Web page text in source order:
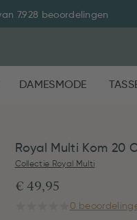
7.928 beoordelingen
DAMESMODE
Royal Multi Kom 20
Collectie Royal Multi
€ 49,95
0